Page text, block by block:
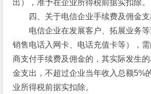
出），准予在企业所得税前据实扣除。
四、关于电信企业手续费及佣金支
电信企业在发展客户、拓展业务等
销售电话入网卡、电话充值卡等），
商支付手续费及佣金的，其实际发生
金支出，不超过企业当年收入总额5%
业所得税前据实扣除。